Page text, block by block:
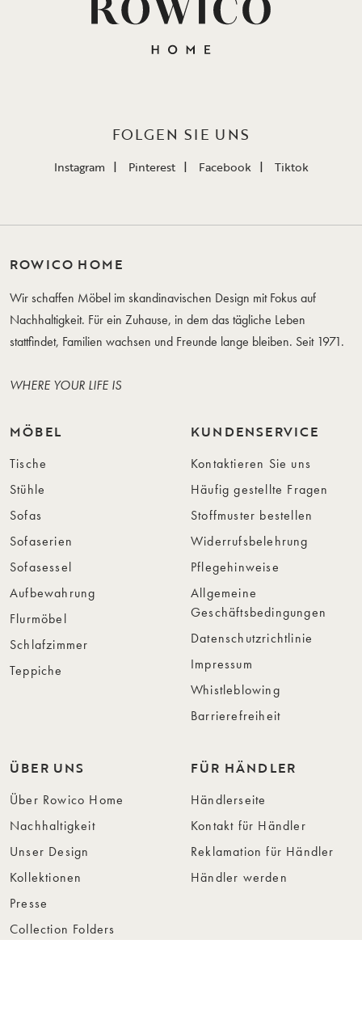
FOLGEN SIE UNS
Instagram Pinterest Facebook Tiktok
ROWICO HOME
Wir schaffen Möbel im skandinavischen Design mit Fokus auf
Nachhaltigkeit. Für ein Zuhause, in dem das tägliche Leben
stattfindet, Familien wachsen und Freunde lange bleiben. Seit 1971.
WHERE YOUR LIFE IS
MÖBEL
Tische
Stühle
Sofas
Sofaserien
Sofasessel
Aufbewahrung
Flurmöbel
Schlafzimmer
Teppiche
KUNDENSERVICE
Kontaktieren Sie uns
Häufig gestellte Fragen
Stoffmuster bestellen
Widerrufsbelehrung
Pflegehinweise
Allgemeine
Geschäftsbedingungen
Datenschutzrichtlinie
Impressum
Whistleblowing
Barrierefreiheit
ÜBER UNS
Über Rowico Home
Nachhaltigkeit
Unser Design
Kollektionen
Presse
Collection Folders
FÜR HÄNDLER
Händlerseite
Kontakt für Händler
Reklamation für Händler
Händler werden